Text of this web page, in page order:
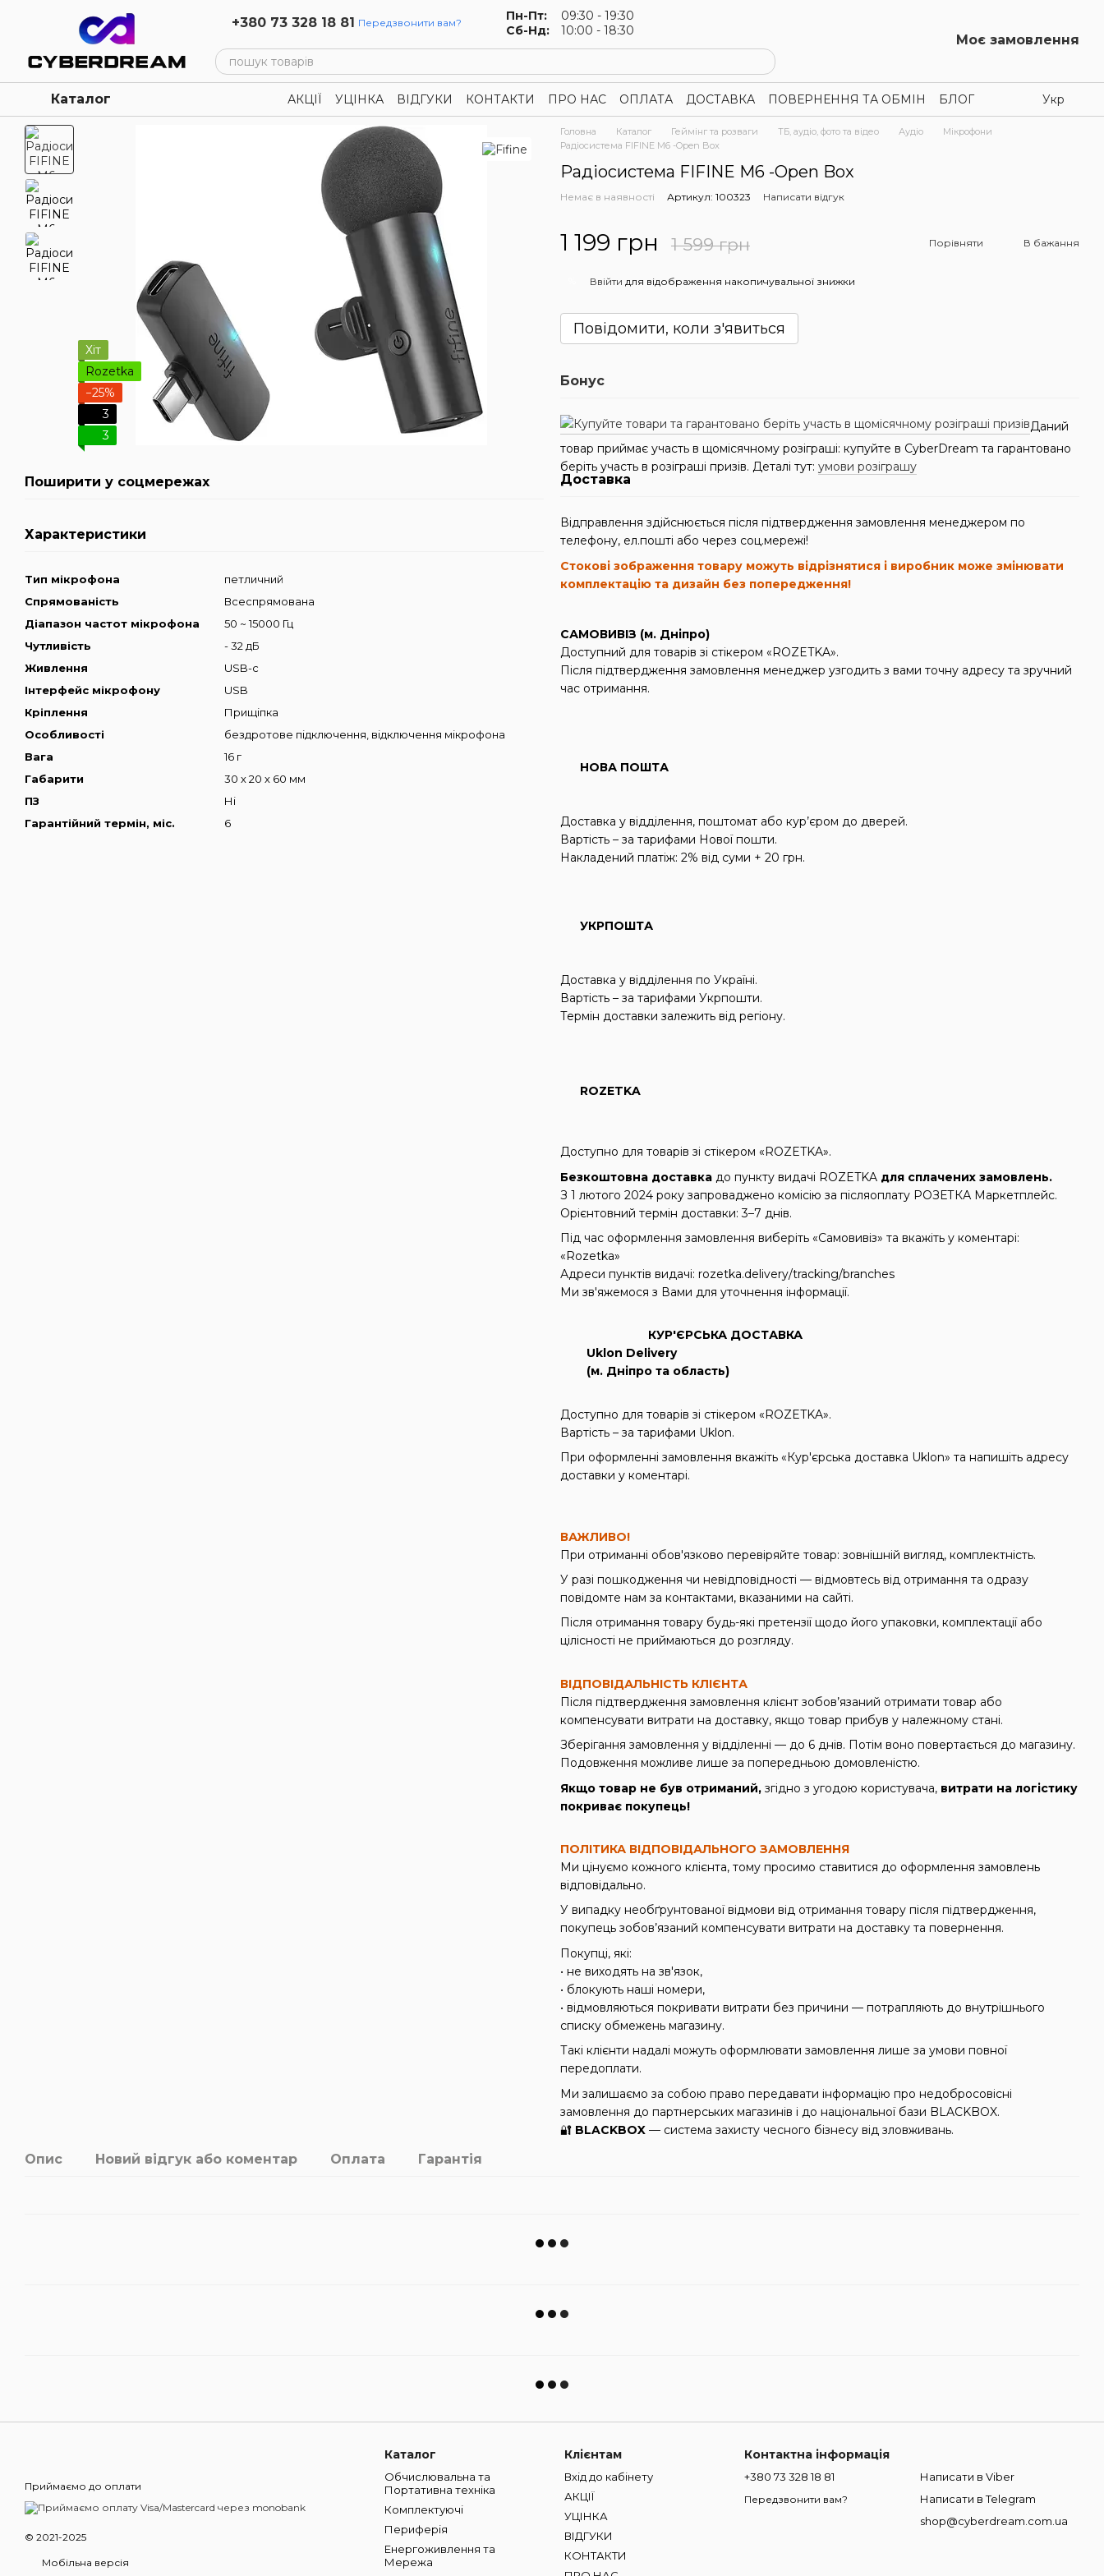
Перейти до основного контенту
+380 73 328 18 81 Передзвонити вам?
Пн-Пт:
09:30 - 19:30
Сб-Нд:
10:00 - 18:30
Моє замовлення
Каталог АКЦІЇ УЦІНКА ВІДГУКИ КОНТАКТИ ПРО НАС ОПЛАТА ДОСТАВКА ПОВЕРНЕННЯ ТА ОБМІН
БЛОГ
Політика конфіденційності
Публічна оферта
Укр
Хіт
Rozetka
−25%
3
3
Поширити у соцмережах
Характеристики
Тип мікрофона
петличний
Спрямованість
Всеспрямована
Діапазон частот мікрофона
50 ~ 15000 Гц
Чутливість
- 32 дБ
Живлення
USB-c
Інтерфейс мікрофону
USB
Кріплення
Прищіпка
Особливості
бездротове підключення, відключення мікрофона
Вага
16 г
Габарити
30 х 20 х 60 мм
ПЗ
Ні
Гарантійний термін, міс.
6
Головна Каталог Геймінг та розваги ТБ, аудіо, фото та відео Аудіо
Мікрофони
Радіосистема FIFINE M6 -Open Box
Радіосистема FIFINE M6 -Open Box
Немає в наявності Артикул: 100323 Написати відгук
1 199 грн 1 599 грн Порівняти В бажання
Ввійти для відображення накопичувальної знижки
Повідомити, коли з'явиться
Бонус
Даний
товар приймає участь в щомісячному розіграші: купуйте в CyberDream та гарантовано
беріть участь в розіграші призів. Деталі тут: умови розіграшу
Доставка
Відправлення здійснюється після підтвердження замовлення менеджером по
телефону, ел.пошті або через соц.мережі!
Стокові зображення товару можуть відрізнятися і виробник може змінювати
комплектацію та дизайн без попередження!
САМОВИВІЗ (м. Дніпро)
Доступний для товарів зі стікером «ROZETKA».
Після підтвердження замовлення менеджер узгодить з вами точну адресу та зручний
час отримання.
НОВА ПОШТА
Доставка у відділення, поштомат або кур’єром до дверей.
Вартість – за тарифами Нової пошти.
Накладений платіж: 2% від суми + 20 грн.
УКРПОШТА
Доставка у відділення по Україні.
Вартість – за тарифами Укрпошти.
Термін доставки залежить від регіону.
ROZETKA
Доступно для товарів зі стікером «ROZETKA».
Безкоштовна доставка до пункту видачі ROZETKA для сплачених замовлень.
З 1 лютого 2024 року запроваджено комісію за післяоплату РОЗЕТКА Маркетплейс.
Орієнтовний термін доставки: 3–7 днів.
Під час оформлення замовлення виберіть «Самовивіз» та вкажіть у коментарі:
«Rozetka»
Адреси пунктів видачі: rozetka.delivery/tracking/branches
Ми зв'яжемося з Вами для уточнення інформації.
КУР'ЄРСЬКА ДОСТАВКА
Uklon Delivery
(м. Дніпро та область)
Доступно для товарів зі стікером «ROZETKA».
Вартість – за тарифами Uklon.
При оформленні замовлення вкажіть «Кур'єрська доставка Uklon» та напишіть адресу
доставки у коментарі.
ВАЖЛИВО!
При отриманні обов'язково перевіряйте товар: зовнішній вигляд, комплектність.
У разі пошкодження чи невідповідності — відмовтесь від отримання та одразу
повідомте нам за контактами, вказаними на сайті.
Після отримання товару будь-які претензії щодо його упаковки, комплектації або
цілісності не приймаються до розгляду.
ВІДПОВІДАЛЬНІСТЬ КЛІЄНТА
Після підтвердження замовлення клієнт зобов’язаний отримати товар або
компенсувати витрати на доставку, якщо товар прибув у належному стані.
Зберігання замовлення у відділенні — до 6 днів. Потім воно повертається до магазину.
Подовження можливе лише за попередньою домовленістю.
Якщо товар не був отриманий, згідно з угодою користувача, витрати на логістику
покриває покупець!
ПОЛІТИКА ВІДПОВІДАЛЬНОГО ЗАМОВЛЕННЯ
Ми цінуємо кожного клієнта, тому просимо ставитися до оформлення замовлень
відповідально.
У випадку необґрунтованої відмови від отримання товару після підтвердження,
покупець зобов’язаний компенсувати витрати на доставку та повернення.
Покупці, які:
• не виходять на зв'язок,
• блокують наші номери,
• відмовляються покривати витрати без причини — потрапляють до внутрішнього
списку обмежень магазину.
Такі клієнти надалі можуть оформлювати замовлення лише за умови повної
передоплати.
Ми залишаємо за собою право передавати інформацію про недобросовісні
замовлення до партнерських магазинів і до національної бази BLACKBOX.
🔐 BLACKBOX — система захисту чесного бізнесу від зловживань.
Опис Новий відгук або коментар Оплата Гарантія
Приймаємо до оплати
© 2021-2025
Мобільна версія
Каталог
Обчислювальна та
Портативна техніка
Комплектуючі
Периферія
Енергоживлення та
Мережа
Клієнтам
Вхід до кабінету
АКЦІЇ
УЦІНКА
ВІДГУКИ
КОНТАКТИ
Контактна інформація
+380 73 328 18 81
Передзвонити вам?
Написати в Viber
Написати в Telegram
shop@cyberdream.com.ua